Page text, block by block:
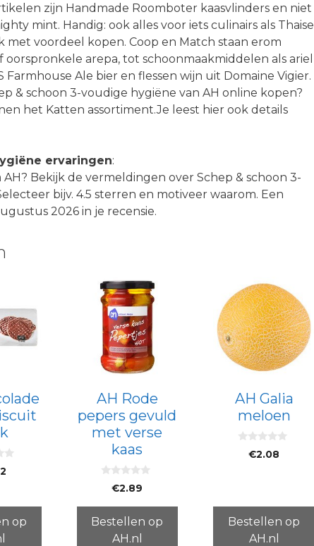
zijn Handmade Roomboter kaasvlinders en niet
mint. Handig: ook alles voor iets culinairs als Thaise
met voordeel kopen. Coop en Match staan erom
arepa, tot schoonmaakmiddelen als ariel
Farmhouse Ale bier en flessen wijn uit Domaine Vigier.
& schoon 3-voudige hygiëne van AH online kopen?
het Katten assortiment.Je leest hier ook details
ervaringen:
Bekijk de vermeldingen over Schep & schoon 3-
bijv. 4.5 sterren en motiveer waarom. Een
2026 in je recensie.
op
AH Rode
pepers gevuld
met verse
kaas
5
€2.89
Bestellen op
AH.nl
AH Galia
meloen
€2.08
Bestellen op
AH.nl